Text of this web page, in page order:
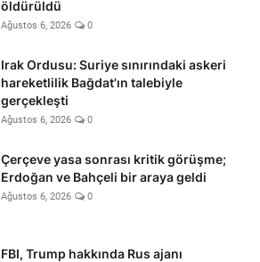
öldürüldü
Ağustos 6, 2026 0
Irak Ordusu: Suriye sınırındaki askeri
hareketlilik Bağdat'ın talebiyle
gerçekleşti
Ağustos 6, 2026 0
Çerçeve yasa sonrası kritik görüşme;
Erdoğan ve Bahçeli bir araya geldi
Ağustos 6, 2026 0
FBI, Trump hakkında Rus ajanı